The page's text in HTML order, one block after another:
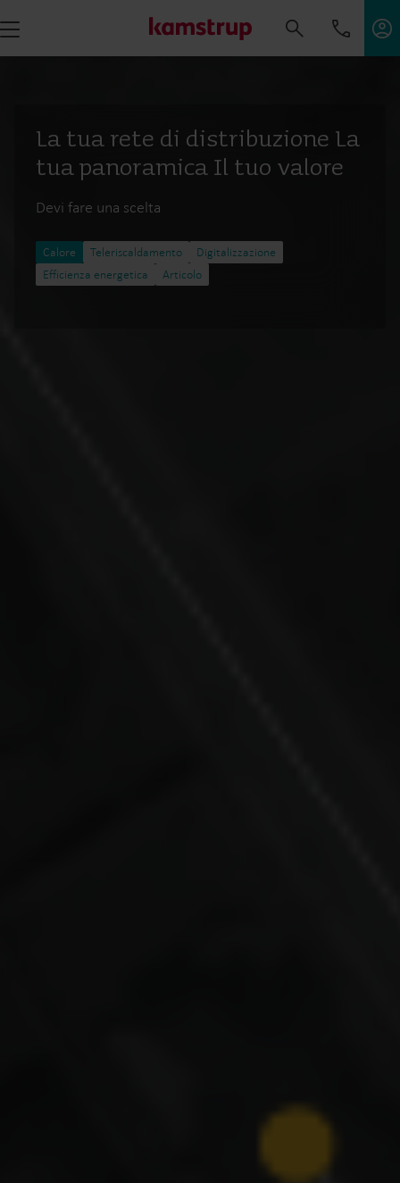
La tua rete di distribuzione La
tua panoramica Il tuo valore
Devi fare una scelta
Calore Teleriscaldamento​
Digitalizzazione
Efficienza energetica
Articolo